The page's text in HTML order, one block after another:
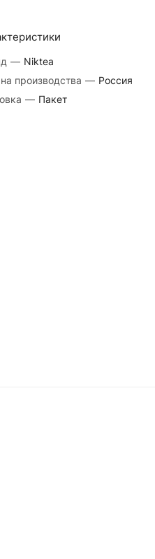
— Niktea
производства — Россия
— Пакет